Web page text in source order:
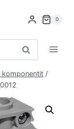
0
Haku
komponentit /